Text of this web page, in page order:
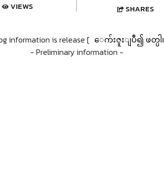
VIEWS SHARES
information is release [ ေက်းဇူးျပဳ၍ ဖတ္ပါ
- Preliminary information -